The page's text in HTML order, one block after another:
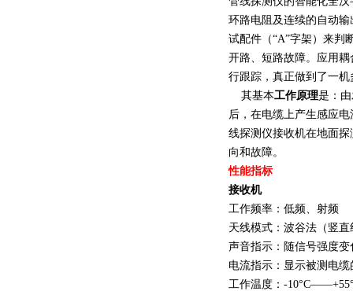
环路电阻及连续的自动
试配件（“A”字架）来判
开路、短路故障。应用
行跟踪，真正做到了一
其基本工作原理是：
后，在电缆上产生感应
线探测仪接收机在地面
向和故障。
性能指标
接收机
工作频率：低频、射频
天线模式：波谷法（竖
声音指示：随信号强度
电流指示：显示被测电
工作温度：-